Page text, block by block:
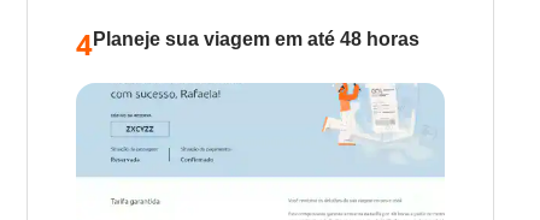
4Planeje sua viagem em até 48 horas